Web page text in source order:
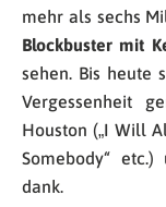
mehr als sechs
Blockbuster mit
sehen. Bis heute
Vergessenheit
Houston („I Will
Somebody“ etc.)
dank.